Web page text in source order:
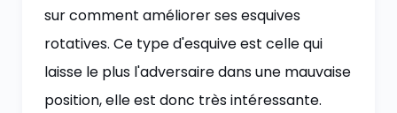
sur comment améliorer ses esquives
rotatives. Ce type d'esquive est celle qui
laisse le plus l'adversaire dans une mauvaise
position, elle est donc très intéressante.